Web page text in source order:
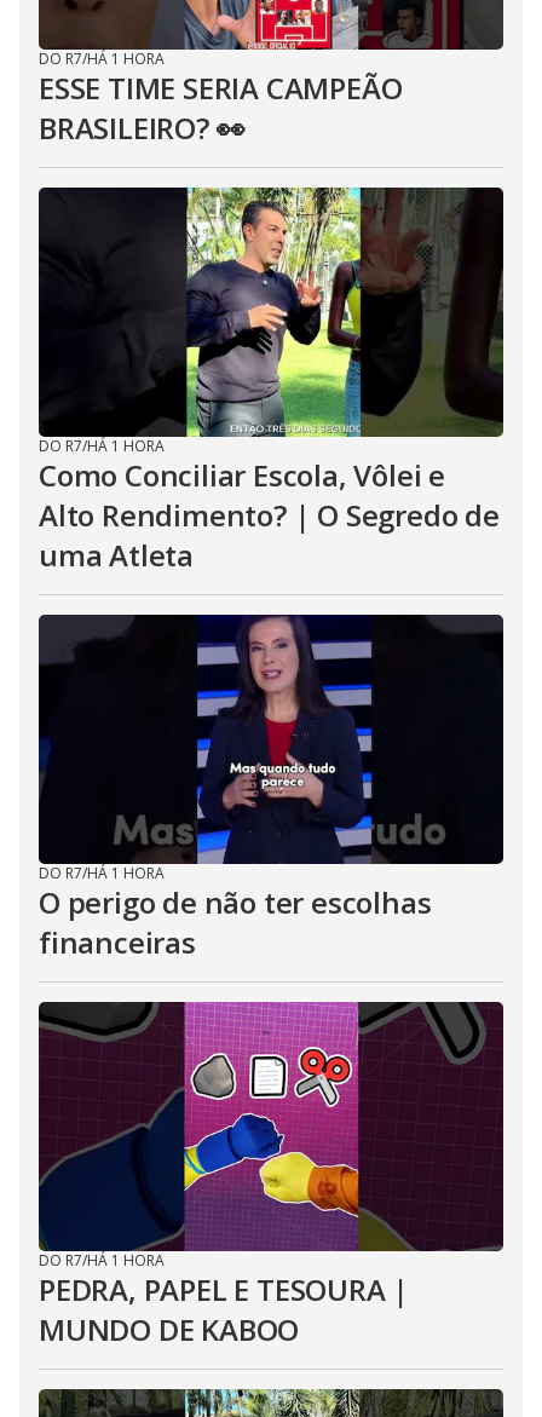
DO R7/HÁ 1 HORA
ESSE TIME SERIA CAMPEÃO
BRASILEIRO? 👀
DO R7/HÁ 1 HORA
Como Conciliar Escola, Vôlei e
Alto Rendimento? | O Segredo de
uma Atleta
DO R7/HÁ 1 HORA
O perigo de não ter escolhas
financeiras
DO R7/HÁ 1 HORA
PEDRA, PAPEL E TESOURA |
MUNDO DE KABOO